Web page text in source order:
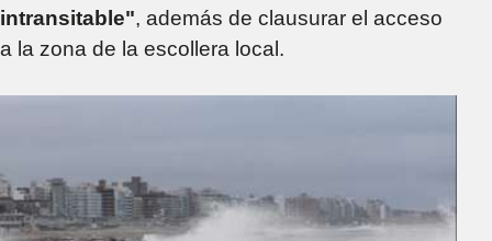
intransitable", además de clausurar el acceso
a la zona de la escollera local.